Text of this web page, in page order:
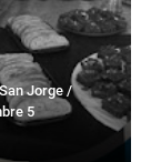
Jorge /
5